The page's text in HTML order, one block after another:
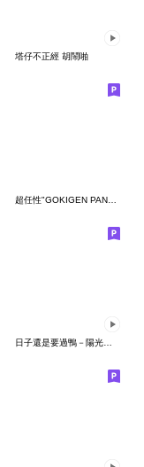
塔仔不正經 胡鬧啪